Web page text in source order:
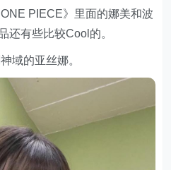
PIECE》里面的娜美和波
还有些比较Cool的。
域的亚丝娜。